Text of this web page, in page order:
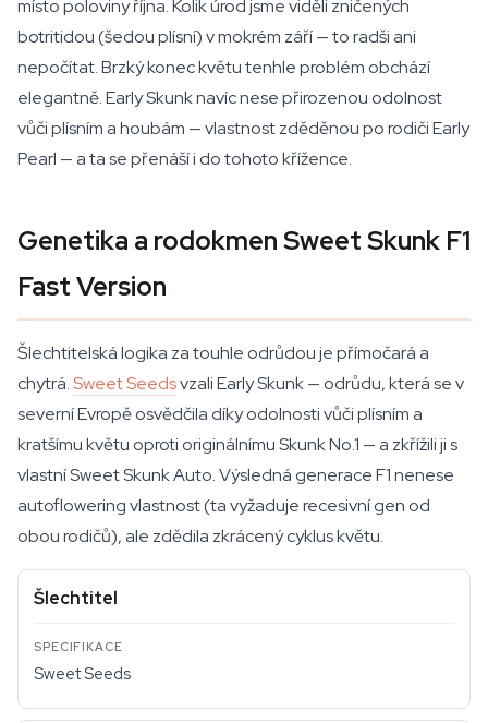
místo poloviny října. Kolik úrod jsme viděli zničených
botritidou (šedou plísní) v mokrém září — to radši ani
nepočítat. Brzký konec květu tenhle problém obchází
elegantně. Early Skunk navíc nese přirozenou odolnost
vůči plísním a houbám — vlastnost zděděnou po rodiči Early
Pearl — a ta se přenáší i do tohoto křížence.
Genetika a rodokmen Sweet Skunk F1
Fast Version
Šlechtitelská logika za touhle odrůdou je přímočará a
chytrá.Sweet Seedsvzali Early Skunk — odrůdu, která se v
severní Evropě osvědčila díky odolnosti vůči plísním a
kratšímu květu oproti originálnímu Skunk No.1 — a zkřížili ji s
vlastní Sweet Skunk Auto. Výsledná generace F1 nenese
autoflowering vlastnost (ta vyžaduje recesivní gen od
obou rodičů), ale zdědila zkrácený cyklus květu.
Šlechtitel
Sweet Seeds